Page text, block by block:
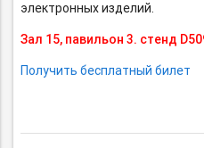
электронных изделий.
Зал 15, павильон 3. стенд
Получить бесплатный билет